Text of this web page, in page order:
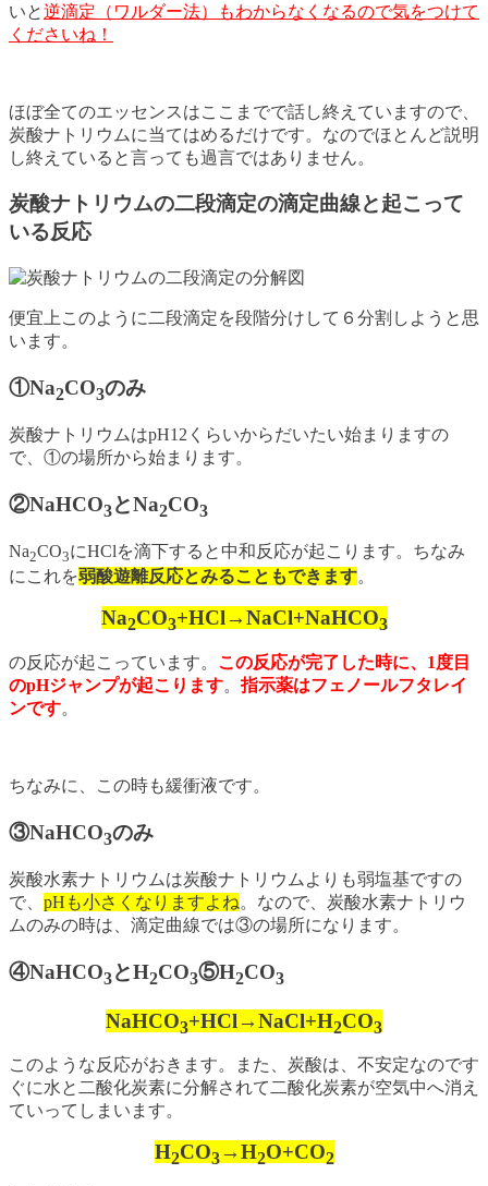
いと逆滴定（ワルダー法）もわからなくなるので気をつけて
くださいね！
ほぼ全てのエッセンスはここまでで話し終えていますので、
炭酸ナトリウムに当てはめるだけです。なのでほとんど説明
し終えていると言っても過言ではありません。
炭酸ナトリウムの二段滴定の滴定曲線と起こって
いる反応
便宜上このように二段滴定を段階分けして６分割しようと思
います。
①Na2CO3のみ
炭酸ナトリウムはpH12くらいからだいたい始まりますの
で、①の場所から始まります。
②NaHCO3とNa2CO3
Na2CO3にHClを滴下すると中和反応が起こります。ちなみ
にこれを弱酸遊離反応とみることもできます。
Na2CO3+HCl→NaCl+NaHCO3
の反応が起こっています。 この反応が完了した時に、1度目
のpHジャンプが起こります。指示薬はフェノールフタレイ
ンです。
ちなみに、この時も緩衝液です。
③NaHCO3のみ
炭酸水素ナトリウムは炭酸ナトリウムよりも弱塩基ですの
で、 pHも小さくなりますよね。なので、炭酸水素ナトリウ
ムのみの時は、滴定曲線では③の場所になります。
④NaHCO3とH2CO3⑤H2CO3
NaHCO3+HCl→NaCl+H2CO3
このような反応がおきます。また、炭酸は、不安定なのです
ぐに水と二酸化炭素に分解されて二酸化炭素が空気中へ消え
ていってしまいます。
H2CO3 →H2O+CO2